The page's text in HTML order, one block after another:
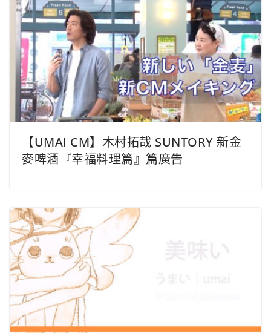
【UMAI CM】木村拓哉 SUNTORY 新金
麥啤酒『幸福料理篇』篇廣告